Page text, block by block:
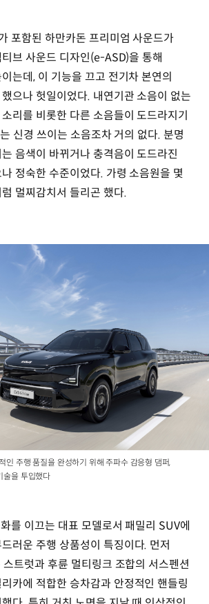
포함된 하만카돈 프리미엄 사운드가
브 사운드 디자인(e-ASD)을 통해
는데, 이 기능을 끄고 전기차 본연의
으나 헛일이었다. 내연기관 소음이 없는
리를 비롯한 다른 소음들이 도드라지기
신경 쓰이는 소음조차 거의 없다. 분명
음색이 바뀌거나 충격음이 도드라진
정숙한 수준이었다. 가령 소음원을 몇
멀찌감치서 들리곤 했다.
인 주행 품질을 완성하기 위해 주파수 감응형 댐퍼,
술을 투입했다
를 이끄는 대표 모델로서 패밀리 SUV에
러운 주행 상품성이 특징이다. 먼저
트럿과 후륜 멀티링크 조합의 서스펜션
카에 적합한 승차감과 안정적인 핸들링